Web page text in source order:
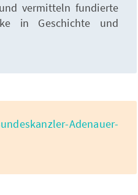
vermitteln fundierte
in Geschichte und
Adenauer-